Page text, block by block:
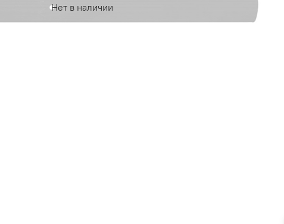
Нет в наличии